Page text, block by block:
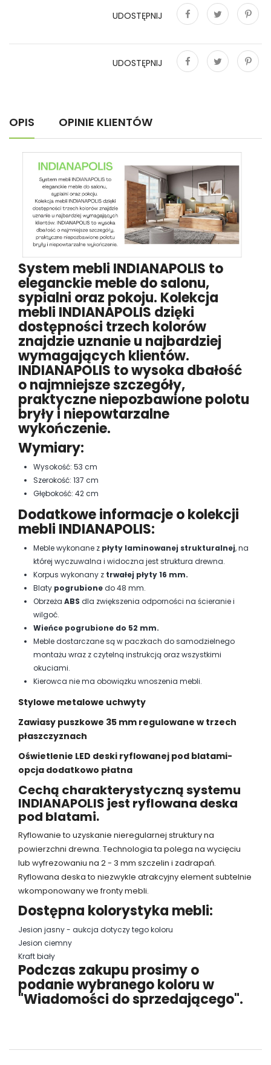
UDOSTĘPNIJ
UdostępnijTweetuj Pinterest
UDOSTĘPNIJ
UdostępnijTweetuj Pinterest
OPIS OPINIE KLIENTÓW
System mebli INDIANAPOLIS to
eleganckie meble do salonu,
sypialni oraz pokoju. Kolekcja
mebli INDIANAPOLIS dzięki
dostępności trzech kolorów
znajdzie uznanie u najbardziej
wymagających klientów.
INDIANAPOLIS to wysoka dbałość
o najmniejsze szczegóły,
praktyczne niepozbawione polotu
bryły i niepowtarzalne
wykończenie.
Wymiary:
Wysokość: 53 cm
Szerokość: 137 cm
Głębokość: 42 cm
Dodatkowe informacje o kolekcji
mebli INDIANAPOLIS:
Meble wykonane z płyty laminowanej strukturalnej, na
której wyczuwalna i widoczna jest struktura drewna.
Korpus wykonany z trwałej płyty 16 mm.
Blaty pogrubionedo 48 mm.
Obrzeża ABS dla zwiększenia odporności na ścieranie i
wilgoć.
Wieńce pogrubione do 52 mm.
Meble dostarczane są w paczkach do samodzielnego
montażu wraz z czytelną instrukcją oraz wszystkimi
okuciami.
Kierowca nie ma obowiązku wnoszenia mebli.
Stylowe metalowe uchwyty
Zawiasy puszkowe 35 mm regulowane w trzech
płaszczyznach
Oświetlenie LED deski ryflowanej pod blatami-
opcja dodatkowo płatna
Cechą charakterystyczną systemu
INDIANAPOLIS jest ryflowana deska
pod blatami.
Ryflowanie to uzyskanie nieregularnej struktury na
powierzchni drewna. Technologia ta polega na wycięciu
lub wyfrezowaniu na 2 - 3 mm szczelin i zadrapań.
Ryflowana deska to niezwykle atrakcyjny element subtelnie
wkomponowany we fronty mebli.
Dostępna kolorystyka mebli:
Jesion jasny - aukcja dotyczy tego koloru
Jesion ciemny
Kraft biały
Podczas zakupu prosimy o
podanie wybranego koloru w
"Wiadomości do sprzedającego".